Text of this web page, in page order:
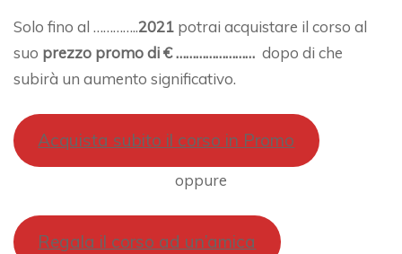
Solo fino al …………..2021 potrai acquistare il corso al
suo prezzo promo di € …………………… dopo di che
subirà un aumento significativo.
Acquista subito il corso in Promo
oppure
Regala il corso ad un’amica